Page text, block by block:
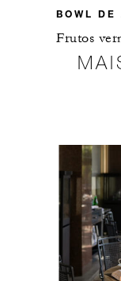
BOWL DE
Frutos